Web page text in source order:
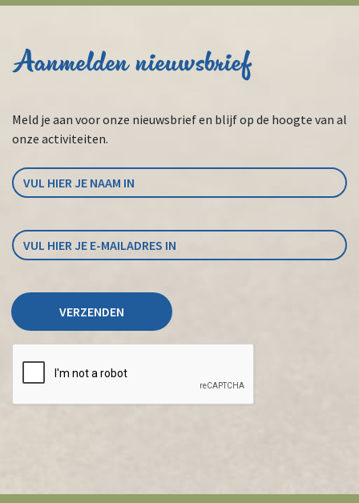
Aanmelden nieuwsbrief
Meld je aan voor onze nieuwsbrief en blijf op de hoogte van al
onze activiteiten.